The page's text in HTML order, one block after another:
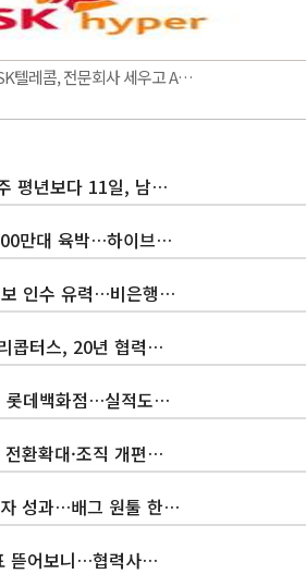
텔레콤, 전문회사 세우고 A…
평년보다 11일, 남…
만대 육박…하이브…
인수 유력…비은행…
콥터스, 20년 협력…
롯데백화점…실적도…
환확대·조직 개편…
성과…배그 원툴 한…
뜯어보니…협력사…